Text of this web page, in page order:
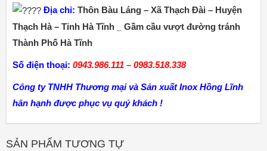
Địa chỉ: Thôn Bàu Láng – Xã Thạch Đài – Huyện
Thạch Hà – Tỉnh Hà Tĩnh _ Gầm cầu vượt đường tránh
Thành Phố Hà Tĩnh
Số điện thoại: 0943.986.111 – 0983.518.338
Công ty TNHH Thương mại và Sản xuất Inox Hồng Lĩnh
hân hạnh được phục vụ quý khách !
SẢN PHẨM TƯƠNG TỰ